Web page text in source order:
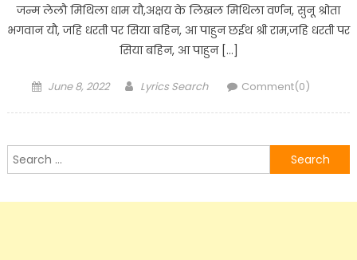
जन्म लेलौ मिथिला धाम यौ,अक्षय के लिखल मिथिला वर्णन, सुनू श्रोता
भगवान यौ, जहि धरती पर सिया बहिन, आ पाहुन छईथ श्री राम,जहि धरती पर
सिया बहिन, आ पाहुन […]
Posted
June 8, 2022 Author
Lyrics Search Comment(0)
Search
for: